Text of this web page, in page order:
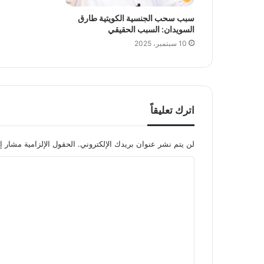
سبب سحب الجنسية الكويتية طارق
السويدان: السبب الحقيقي
10 سبتمبر، 2025
اترك تعليقاً
لن يتم نشر عنوان بريدك الإلكتروني. الحقول الإلزامية مشار